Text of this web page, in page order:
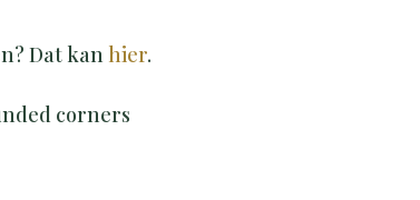
Dat kan hier.
corners